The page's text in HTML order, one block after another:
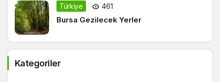
Türkiye 461
Bursa Gezilecek Yerler
Kategoriler